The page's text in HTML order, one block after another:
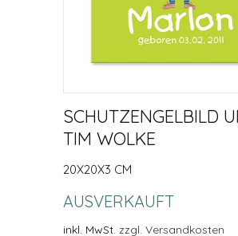
SCHUTZENGELBILD
TIM WOLKE
20X20X3 CM
AUSVERKAUFT
inkl. MwSt. zzgl. Versandkosten